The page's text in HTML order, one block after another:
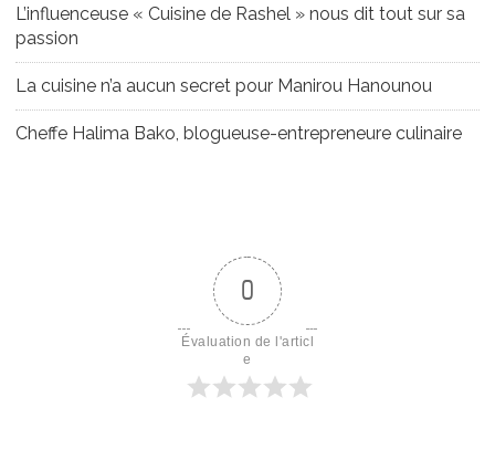
L’influenceuse « Cuisine de Rashel » nous dit tout sur sa
passion
La cuisine n’a aucun secret pour Manirou Hanounou
Cheffe Halima Bako, blogueuse-entrepreneure culinaire
0
Évaluation de l'articl
e